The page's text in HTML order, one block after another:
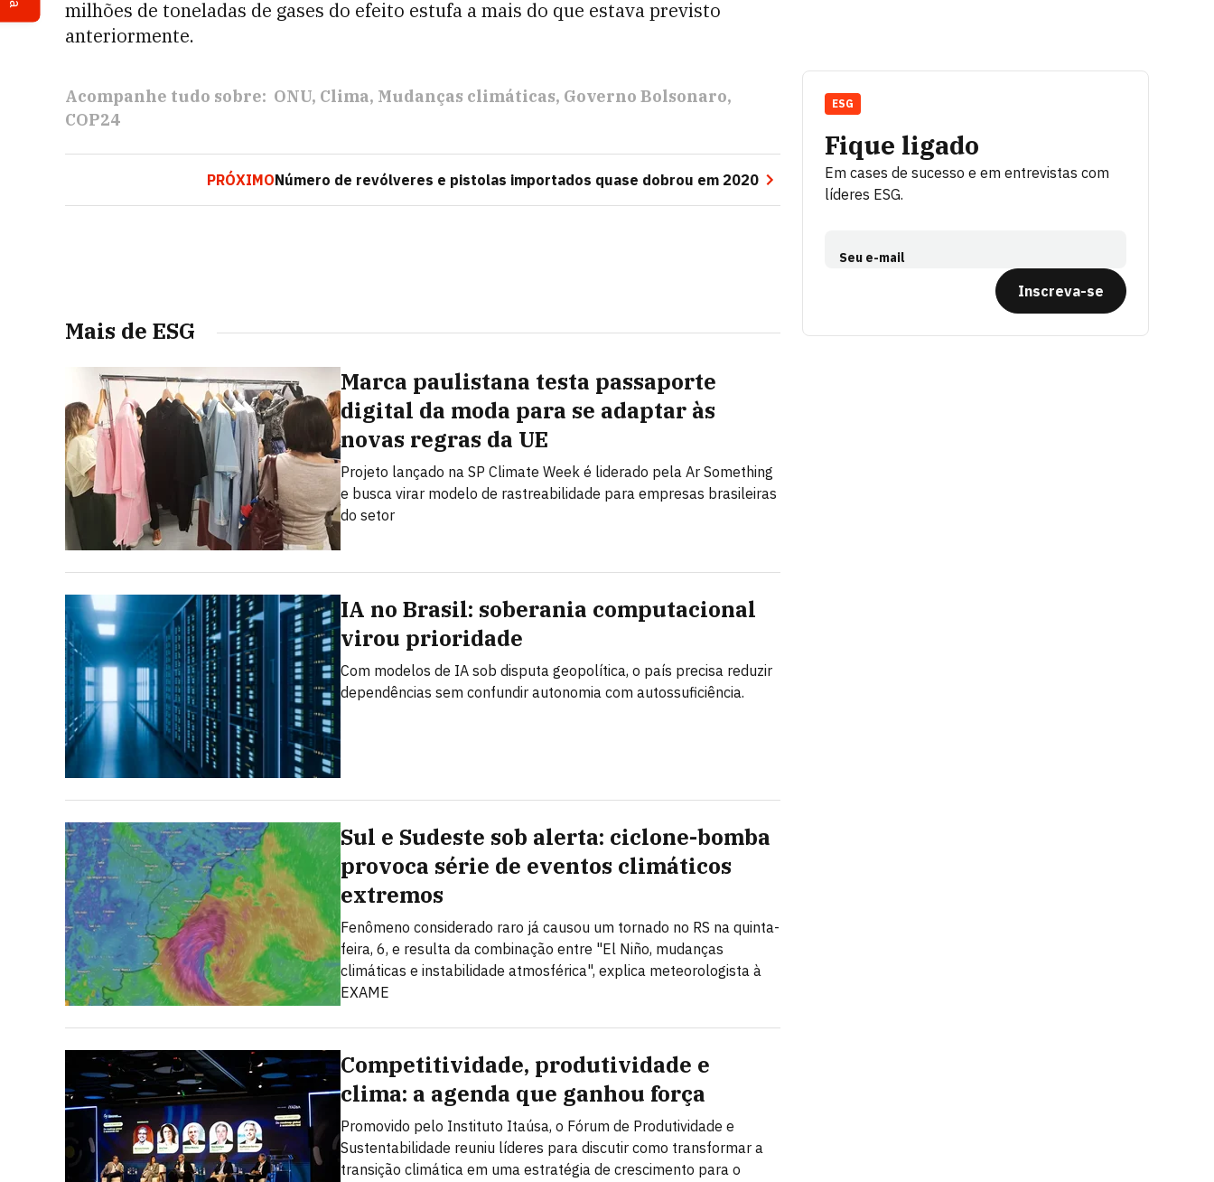
milhões de toneladas de gases do efeito estufa a mais do que estava previsto
anteriormente.
Acompanhe tudo sobre: ONU Clima Mudanças climáticas Governo Bolsonaro
COP24
PRÓXIMONúmero de revólveres e pistolas importados quase dobrou em 2020
Mais de ESG
Marca paulistana testa passaporte
digital da moda para se adaptar às
novas regras da UE
Projeto lançado na SP Climate Week é liderado pela Ar Something
e busca virar modelo de rastreabilidade para empresas brasileiras
do setor
IA no Brasil: soberania computacional
virou prioridade
Com modelos de IA sob disputa geopolítica, o país precisa reduzir
dependências sem confundir autonomia com autossuficiência.
Sul e Sudeste sob alerta: ciclone-bomba
provoca série de eventos climáticos
extremos
Fenômeno considerado raro já causou um tornado no RS na quinta-
feira, 6, e resulta da combinação entre "El Niño, mudanças
climáticas e instabilidade atmosférica", explica meteorologista à
EXAME
Competitividade, produtividade e
clima: a agenda que ganhou força
Promovido pelo Instituto Itaúsa, o Fórum de Produtividade e
Sustentabilidade reuniu líderes para discutir como transformar a
transição climática em uma estratégia de crescimento para o
Fique ligado
Em cases de sucesso e em entrevistas com
líderes ESG.
Seu e-mail
Inscreva-se
ESG